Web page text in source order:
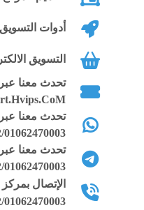
أدوات
التسويق
تحدث معنا
تحدث معنا
01062470003
تحدث معنا
01062470003
الإتصال
01062470003